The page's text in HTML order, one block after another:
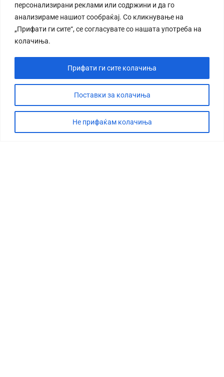
персонализирани реклами или содржини и да го
анализираме нашиот сообраќај. Со кликнување на
„Прифати ги сите“, се согласувате со нашата употреба на
колачиња.
Поставки за колачиња
Не прифаќам колачиња
Прифати ги сите колачиња